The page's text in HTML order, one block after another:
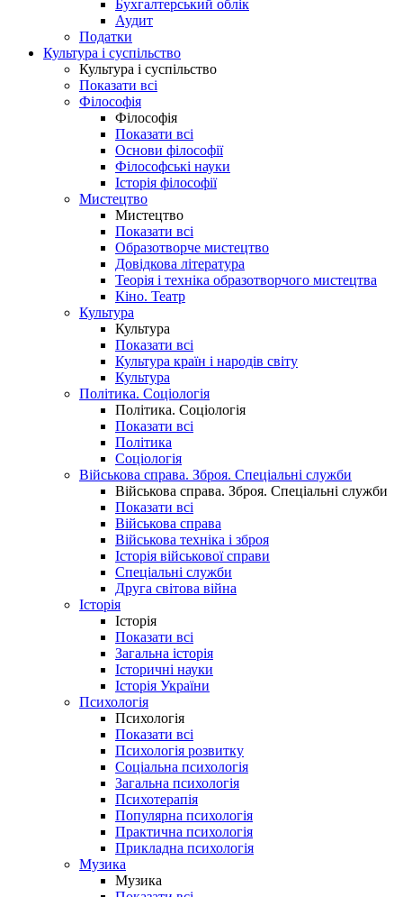
Бухгалтерський облік
Аудит
Податки
Культура і суспільство
Культура і суспільство
Показати всі
Філософія
Філософія
Показати всі
Основи філософії
Філософські науки
Історія філософії
Мистецтво
Мистецтво
Показати всі
Образотворче мистецтво
Довідкова література
Теорія і техніка образотворчого мистецтва
Кіно. Театр
Культура
Культура
Показати всі
Культура країн і народів світу
Культура
Політика. Соціологія
Політика. Соціологія
Показати всі
Політика
Соціологія
Військова справа. Зброя. Спеціальні служби
Військова справа. Зброя. Спеціальні служби
Показати всі
Військова справа
Військова техніка і зброя
Історія військової справи
Спеціальні служби
Друга світова війна
Історія
Історія
Показати всі
Загальна історія
Історичні науки
Історія України
Психологія
Психологія
Показати всі
Психологія розвитку
Соціальна психологія
Загальна психологія
Психотерапія
Популярна психологія
Практична психологія
Прикладна психологія
Музика
Музика